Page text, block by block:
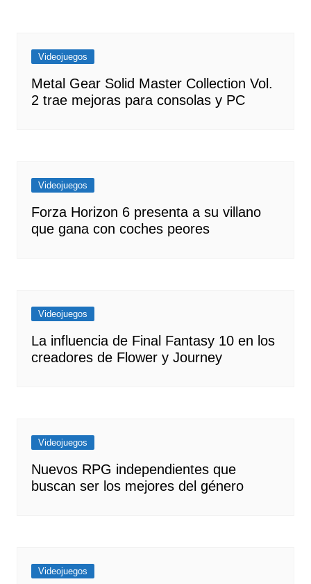
Videojuegos
Metal Gear Solid Master Collection Vol.
2 trae mejoras para consolas y PC
Videojuegos
Forza Horizon 6 presenta a su villano
que gana con coches peores
Videojuegos
La influencia de Final Fantasy 10 en los
creadores de Flower y Journey
Videojuegos
Nuevos RPG independientes que
buscan ser los mejores del género
Videojuegos